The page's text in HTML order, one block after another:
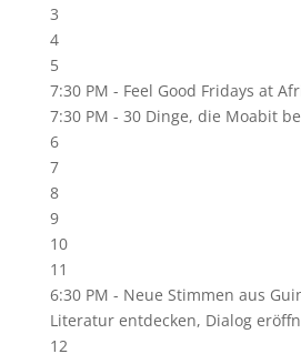
3
4
5
7:30 PM - Feel Good Fridays at
7:30 PM - 30 Dinge, die Moabit
6
7
8
9
10
11
6:30 PM - Neue Stimmen aus
Literatur entdecken, Dialog
12